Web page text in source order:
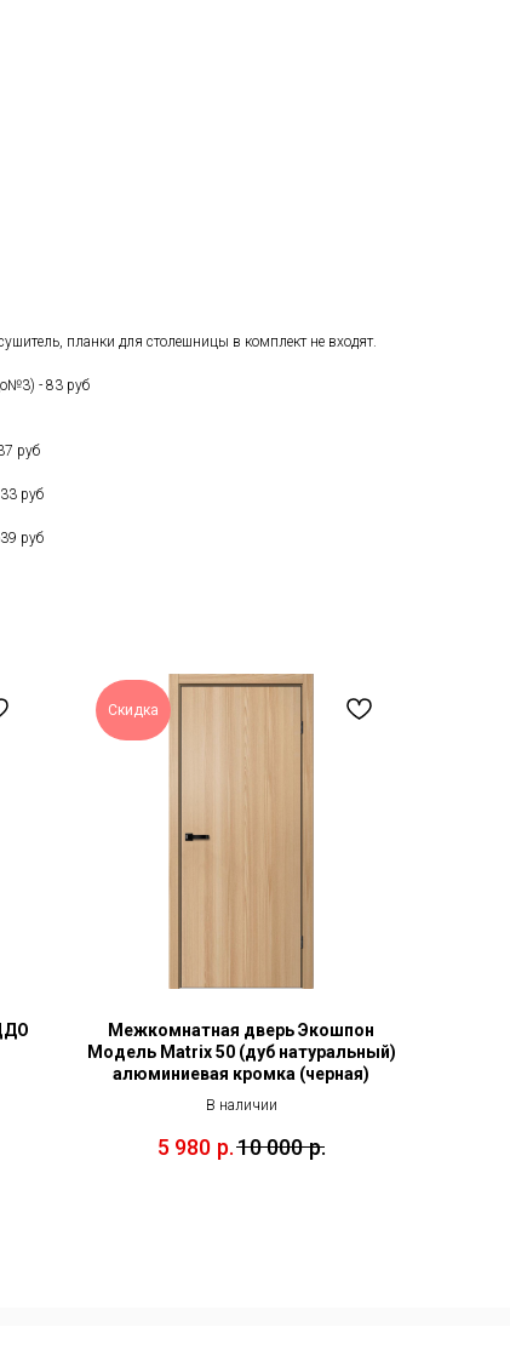
планки для столешницы в комплект не входят.
- 83 руб
руб
руб
руб
Скидка
Межкомнатная дверь Экошпон
Модель Matrix 50 (дуб натуральный)
алюминиевая кромка (черная)
В наличии
5 980 р.10 000 р.